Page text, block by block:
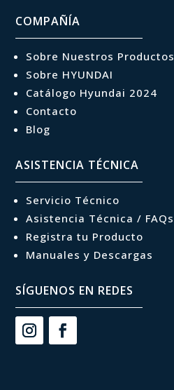
COMPAÑÍA
Sobre Nuestros Productos
Sobre HYUNDAI
Catálogo Hyundai 2024
Contacto
Blog
ASISTENCIA TÉCNICA
Servicio Técnico
Asistencia Técnica / FAQs
Registra tu Producto
Manuales y Descargas
SÍGUENOS EN REDES